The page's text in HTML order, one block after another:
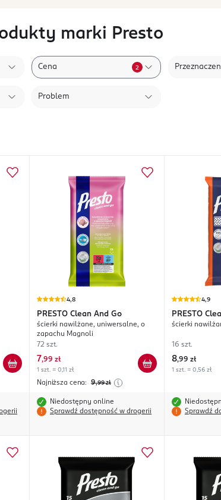
marki Presto
Cena 2
Problem
4,8
PRESTO Clean And Go
ścierki nawilżane, uniwersalne, o
zapachu Magnoli
72 szt.
7,99 zł
1 szt. = 0,11 zł
Najniższa cena: 9,99 zł
Niedostępny online
Sprawdź dostępność w drogerii
4,9
PRESTO
ścierki
16 szt.
8,99 zł
1 szt. = 0,56 zł
Sprawdź